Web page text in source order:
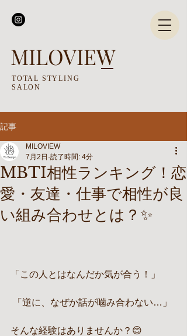
MILOVIEW
TOTAL STYLING
SALON
記事
MBTI相性ランキング！恋
愛・友達・仕事で相性が良
い組み合わせとは？✨
MILOVIEW
7月2日 読了時間: 4分
「この人とはなんだか気が合う！」
「逆に、なぜか話が噛み合わない…」
そんな経験はありませんか？😊